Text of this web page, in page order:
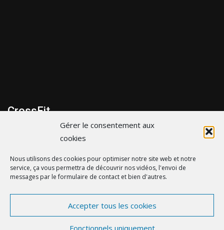
Gérer le consentement aux
cookies
Nous utilisons des cookies pour optimiser notre site web et notre
service, ça vous permettra de découvrir nos vidéos, l'envoi de
messages par le formulaire de contact et bien d'autres.
Accepter tous les cookies
Fonctionnels uniquement
CrossFit
299 bis Route de la cote d’Amour, 44600 Saint-Nazaire
06 43 35 31 65
contact@crossfitsaintnazaire.fr